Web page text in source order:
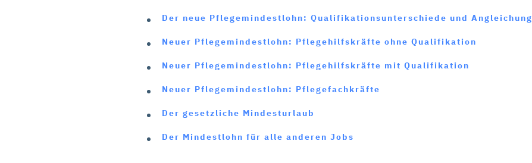
Der neue Pflegemindestlohn: Qualifikationsunterschiede und Angleichung
Neuer Pflegemindestlohn: Pflegehilfskräfte ohne Qualifikation
Neuer Pflegemindestlohn: Pflegehilfskräfte mit Qualifikation
Neuer Pflegemindestlohn: Pflegefachkräfte
Der gesetzliche Mindesturlaub
Der Mindestlohn für alle anderen Jobs